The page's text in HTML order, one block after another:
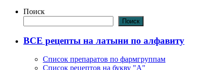
Поиск
Поиск
ВСЕ рецепты на латыни по алфавиту
Список препаратов по фармгруппам
Список рецептов на букву "А"